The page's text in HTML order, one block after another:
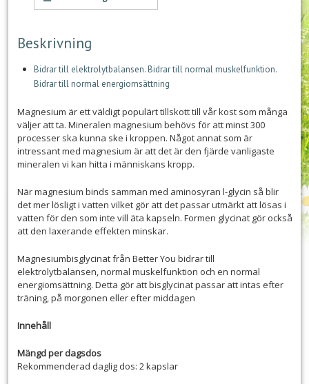
Beskrivning
Bidrar till elektrolytbalansen. Bidrar till normal muskelfunktion.
Bidrar till normal energiomsättning
Magnesium är ett väldigt populärt tillskott till vår kost som många
väljer att ta. Mineralen magnesium behövs för att minst 300
processer ska kunna ske i kroppen. Något annat som är
intressant med magnesium är att det är den fjärde vanligaste
mineralen vi kan hitta i människans kropp.
När magnesium binds samman med aminosyran l-glycin så blir
det mer lösligt i vatten vilket gör att det passar utmärkt att lösas i
vatten för den som inte vill äta kapseln. Formen glycinat gör också
att den laxerande effekten minskar.
Magnesiumbisglycinat från Better You bidrar till
elektrolytbalansen, normal muskelfunktion och en normal
energiomsättning. Detta gör att bisglycinat passar att intas efter
träning, på morgonen eller efter middagen
Innehåll
Mängd per dagsdos
Rekommenderad daglig dos: 2 kapslar